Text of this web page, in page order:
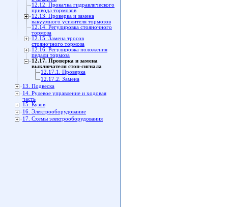
12.12. Прокачка гидравлического
привода тормозов
12.13. Проверка и замена
вакуумного усилителя тормозов
12.14. Регулировка стояночного
тормоза
12.15. Замена тросов
стояночного тормоза
12.16. Регулировка положения
педали тормоза
12.17. Проверка и замена
выключателя стоп-сигнала
12.17.1. Проверка
12.17.2. Замена
13. Подвеска
14. Рулевое управление и ходовая
часть
15. Кузов
16. Электрооборудование
17. Схемы электрооборудования